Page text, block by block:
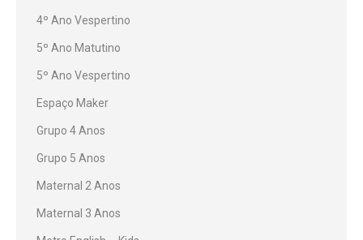
4º Ano Vespertino
5º Ano Matutino
5º Ano Vespertino
Espaço Maker
Grupo 4 Anos
Grupo 5 Anos
Maternal 2 Anos
Maternal 3 Anos